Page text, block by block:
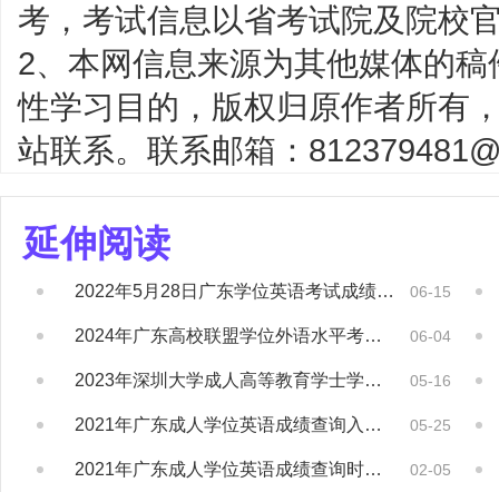
考，考试信息以省考试院及院校
2、本网信息来源为其他媒体的
性学习目的，版权归原作者所有
站联系。联系邮箱：
延伸阅读
2022年5月28日广东学位英语考试成绩已... 06-15
2024年广东高校联盟学位外语水平考试成绩... 06-04
2023年深圳大学成人高等教育学士学位外国... 05-16
2021年广东成人学位英语成绩查询入口已开... 05-25
2021年广东成人学位英语成绩查询时间及入... 02-05